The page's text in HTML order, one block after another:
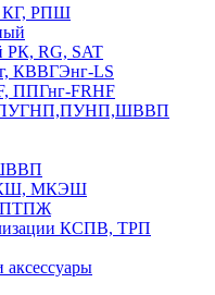
КГ, РПШ
РК, RG, SAT
КВВГЭнг-LS
ППГнг-FRHF
МКЭШ
ПТПЖ
КСПВ, ТРП